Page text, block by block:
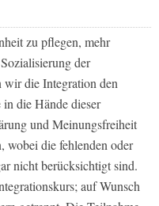
zu pflegen, mehr
der
die Integration den
in die Hände dieser
und Meinungsfreiheit
wobei die fehlenden oder
nicht berücksichtigt sind.
auf Wunsch